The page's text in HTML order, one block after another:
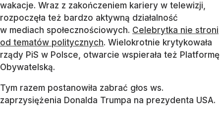
wakacje. Wraz z zakończeniem kariery w telewizji,
rozpoczęła też bardzo aktywną działalność
w mediach społecznościowych. Celebrytka nie stroni
od tematów politycznych. Wielokrotnie krytykowała
rządy PiS w Polsce, otwarcie wspierała też Platformę
Obywatelską.
Tym razem postanowiła zabrać głos ws.
zaprzysiężenia Donalda Trumpa na prezydenta USA.